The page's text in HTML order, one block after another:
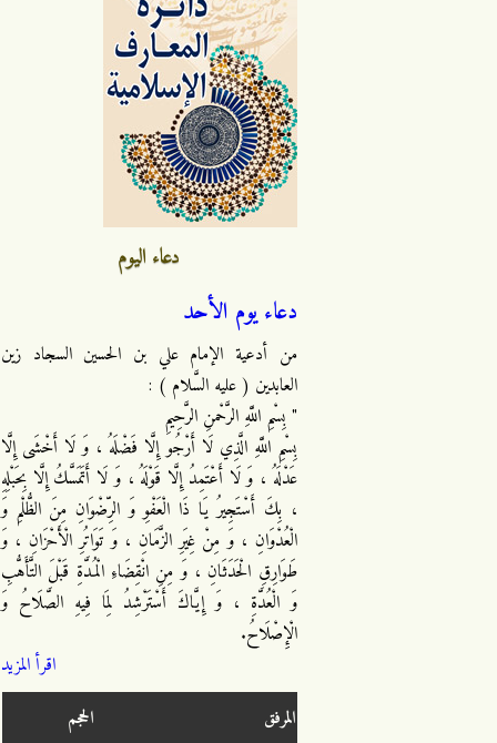
دعاء اليوم
دعاء يوم الأحد
من أدعية الإمام علي بن الحسين السجاد زين
العابدين ( عليه السَّلام ) :
" بِسْمِ اللَّهِ الرَّحْمنِ الرَّحِيمِ
بِسْمِ اللَّهِ الَّذِي لَا أَرْجُو إِلَّا فَضْلَهُ ، وَ لَا أَخْشَى إِلَّا
عَدْلَهُ ، وَ لَا أَعْتَمِدُ إِلَّا قَوْلَهُ ، وَ لَا أَتَمَسَّكُ إِلَّا بِحَبْلِهِ
، بِكَ أَسْتَجِيرُ يَا ذَا الْعَفْوِ وَ الرِّضْوَانِ مِنَ الظُّلْمِ وَ
الْعُدْوَانِ ، وَ مِنْ غِيَرِ الزَّمَانِ ، وَ تَوَاتُرِ الْأَحْزَانِ ، وَ
طَوَارِقِ الْحَدَثَانِ ، وَ مِنِ انْقِضَاءِ الْمُدَّةِ قَبْلَ التَّأَهُّبِ
وَ الْعُدَّةِ ، وَ إِيَّاكَ أَسْتَرْشِدُ لِمَا فِيهِ الصَّلَاحُ وَ
الْإِصْلَاحُ.
اقرأ المزيد
المرفق
الحجم